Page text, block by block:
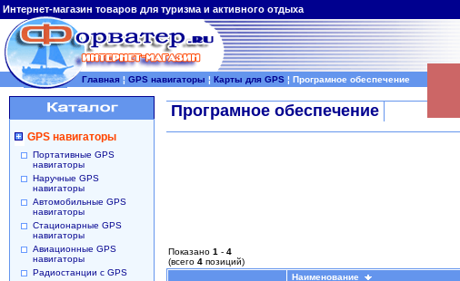
Интернет-магазин товаров для туризма и активного отдыха
Главная ¦ GPS навигаторы ¦ Карты для GPS ¦ Програмное обеспечение
GPS навигаторы
Портативные GPS
навигаторы
Наручные GPS
навигаторы
Автомобильные GPS
навигаторы
Стационарные GPS
навигаторы
Авиационные GPS
навигаторы
Радиостанции с GPS
Програмное обеспечение
Показано 1 - 4
(всего 4 позиций)
Наименование